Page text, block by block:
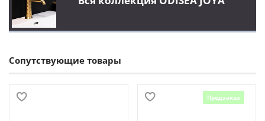
Сопутствующие товары
Предзаказ